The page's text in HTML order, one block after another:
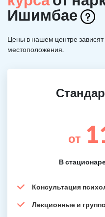
Ишимбае
Цены в нашем центре
местоположения.
от
В
Консультация
Лекционные и